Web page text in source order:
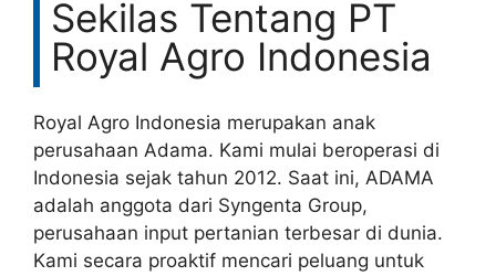
Sekilas Tentang PT
Royal Agro Indonesia
Royal Agro Indonesia merupakan anak
perusahaan Adama. Kami mulai beroperasi di
Indonesia sejak tahun 2012. Saat ini, ADAMA
adalah anggota dari Syngenta Group,
perusahaan input pertanian terbesar di dunia.
Kami secara proaktif mencari peluang untuk